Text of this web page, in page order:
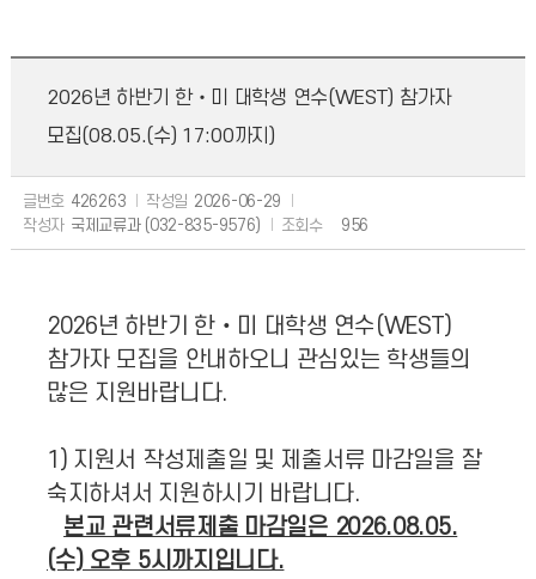
2026년 하반기 한‧미 대학생 연수(WEST) 참가자
모집(08.05.(수) 17:00까지)
글번호 426263 작성일 2026-06-29
작성자 국제교류과 (032-835-9576) 조회수 956
2026년 하반기 한‧미 대학생 연수(WEST)
참가자 모집을 안내하오니 관심있는 학생들의
많은 지원바랍니다.
1) 지원서 작성제출일 및 제출서류 마감일을 잘
숙지하셔서 지원하시기 바랍니다.
본교 관련서류제출 마감일은 2026.08.05.
(수) 오후 5시까지입니다.